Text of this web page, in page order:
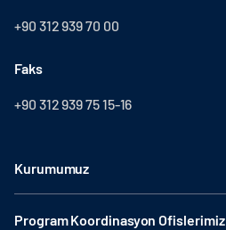
+90 312 939 70 00
Faks
+90 312 939 75 15-16
Kurumumuz
Program Koordinasyon Ofislerimiz